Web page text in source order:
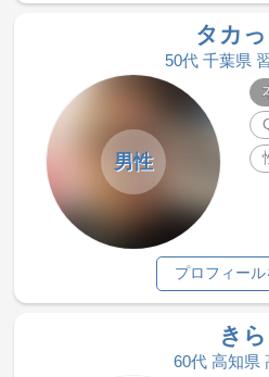
タカ
50代 千葉県
男性
プロフィール
きら
60代 高知県